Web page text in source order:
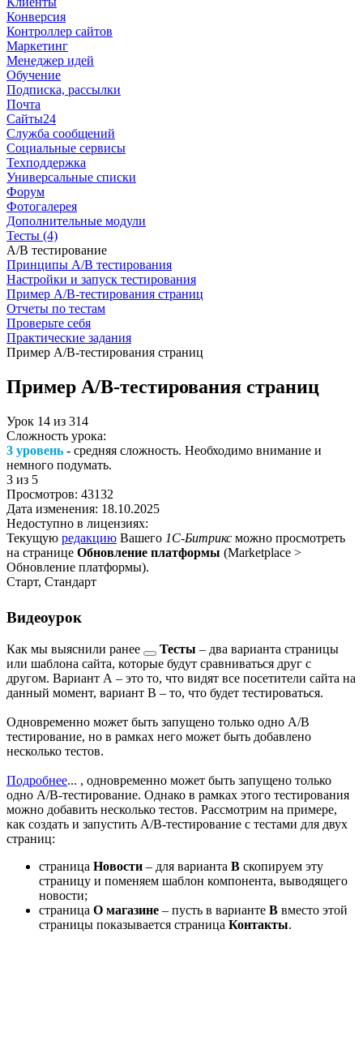
Конверсия
Контроллер сайтов
Маркетинг
Менеджер идей
Обучение
Подписка, рассылки
Почта
Сайты24
Служба сообщений
Социальные сервисы
Техподдержка
Универсальные списки
Форум
Фотогалерея
Дополнительные модули
Тесты (4)
A/B тестирование
Принципы A/B тестирования
Настройки и запуск тестирования
Пример A/B-тестирования страниц
Отчеты по тестам
Проверьте себя
Практические задания
Пример A/B-тестирования страниц
Пример A/B-тестирования страниц
Урок 14 из 314
Сложность урока:
3 уровень - средняя сложность. Необходимо внимание и
немного подумать.
3 из 5
Просмотров: 43132
Дата изменения: 18.10.2025
Недоступно в лицензиях:
Текущую редакцию Вашего 1С-Битрикс можно просмотреть
на странице Обновление платформы (Marketplace >
Обновление платформы).
Старт, Стандарт
Видеоурок
Как мы выяснили ранее Тесты – два варианта страницы
или шаблона сайта, которые будут сравниваться друг с
другом. Вариант А – это то, что видят все посетители сайта на
данный момент, вариант В – то, что будет тестироваться.
Одновременно может быть запущено только одно А/В
тестирование, но в рамках него может быть добавлено
несколько тестов.
Подробнее... , одновременно может быть запущено только
одно А/В-тестирование. Однако в рамках этого тестирования
можно добавить несколько тестов. Рассмотрим на примере,
как создать и запустить A/B-тестирование с тестами для двух
страниц:
страница Новости – для варианта B скопируем эту
страницу и поменяем шаблон компонента, выводящего
новости;
страница О магазине – пусть в варианте B вместо этой
страницы показывается страница Контакты.